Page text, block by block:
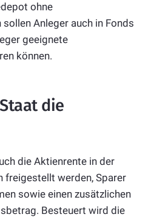
ohne
Anleger auch in Fonds
geeignete
können.
die
die Aktienrente in der
freigestellt werden, Sparer
sowie einen zusätzlichen
Besteuert wird die